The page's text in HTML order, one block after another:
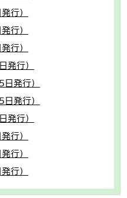
行）
行）
行）
発行）
発行）
発行）
発行）
行）
行）
行）